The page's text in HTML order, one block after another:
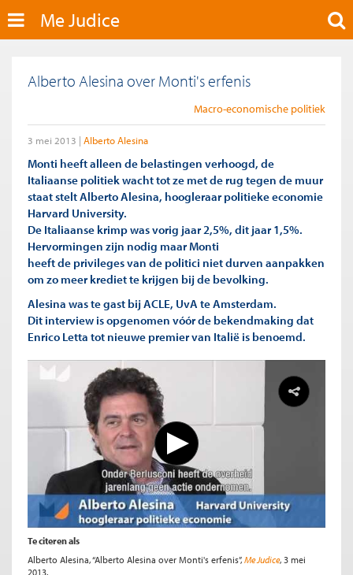
Me Judice
Alberto Alesina over Monti's erfenis
Macro-economische politiek
3 mei 2013 Alberto Alesina
Monti heeft alleen de belastingen verhoogd, de
Italiaanse politiek wacht tot ze met de rug tegen de muur
staat stelt Alberto Alesina, hoogleraar politieke economie
Harvard University.
De Italiaanse krimp was vorig jaar 2,5%, dit jaar 1,5%.
Hervormingen zijn nodig maar Monti
heeft de privileges van de politici niet durven aanpakken
om zo meer krediet te krijgen bij de bevolking.
Alesina was te gast bij ACLE, UvA te Amsterdam.
Dit interview is opgenomen vóór de bekendmaking dat
Enrico Letta tot nieuwe premier van Italië is benoemd.
Te citeren als
Alberto Alesina, “Alberto Alesina over Monti's erfenis”, Me Judice, 3 mei
2013.